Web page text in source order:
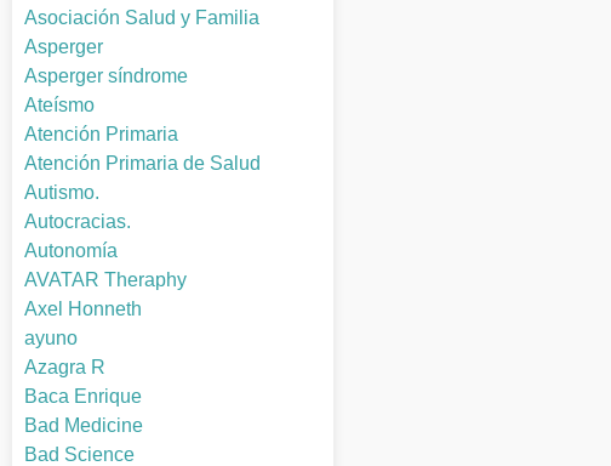
Asociación Salud y Familia
Asperger
Asperger síndrome
Ateísmo
Atención Primaria
Atención Primaria de Salud
Autismo.
Autocracias.
Autonomía
AVATAR Theraphy
Axel Honneth
ayuno
Azagra R
Baca Enrique
Bad Medicine
Bad Science